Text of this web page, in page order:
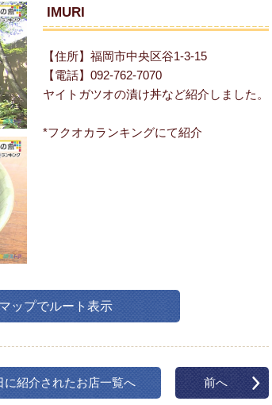
IMURI
【住所】福岡市中央区谷1-3-15
【電話】092-762-7070
ヤイトガツオの漬け丼など紹介しました。
*フクオカランキングにて紹介
ップでルート表示
に紹介されたお店一覧へ 前へ